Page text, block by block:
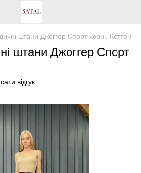
штани Джоггер Спорт чорні. Коттон
штани Джоггер Спорт
відгук